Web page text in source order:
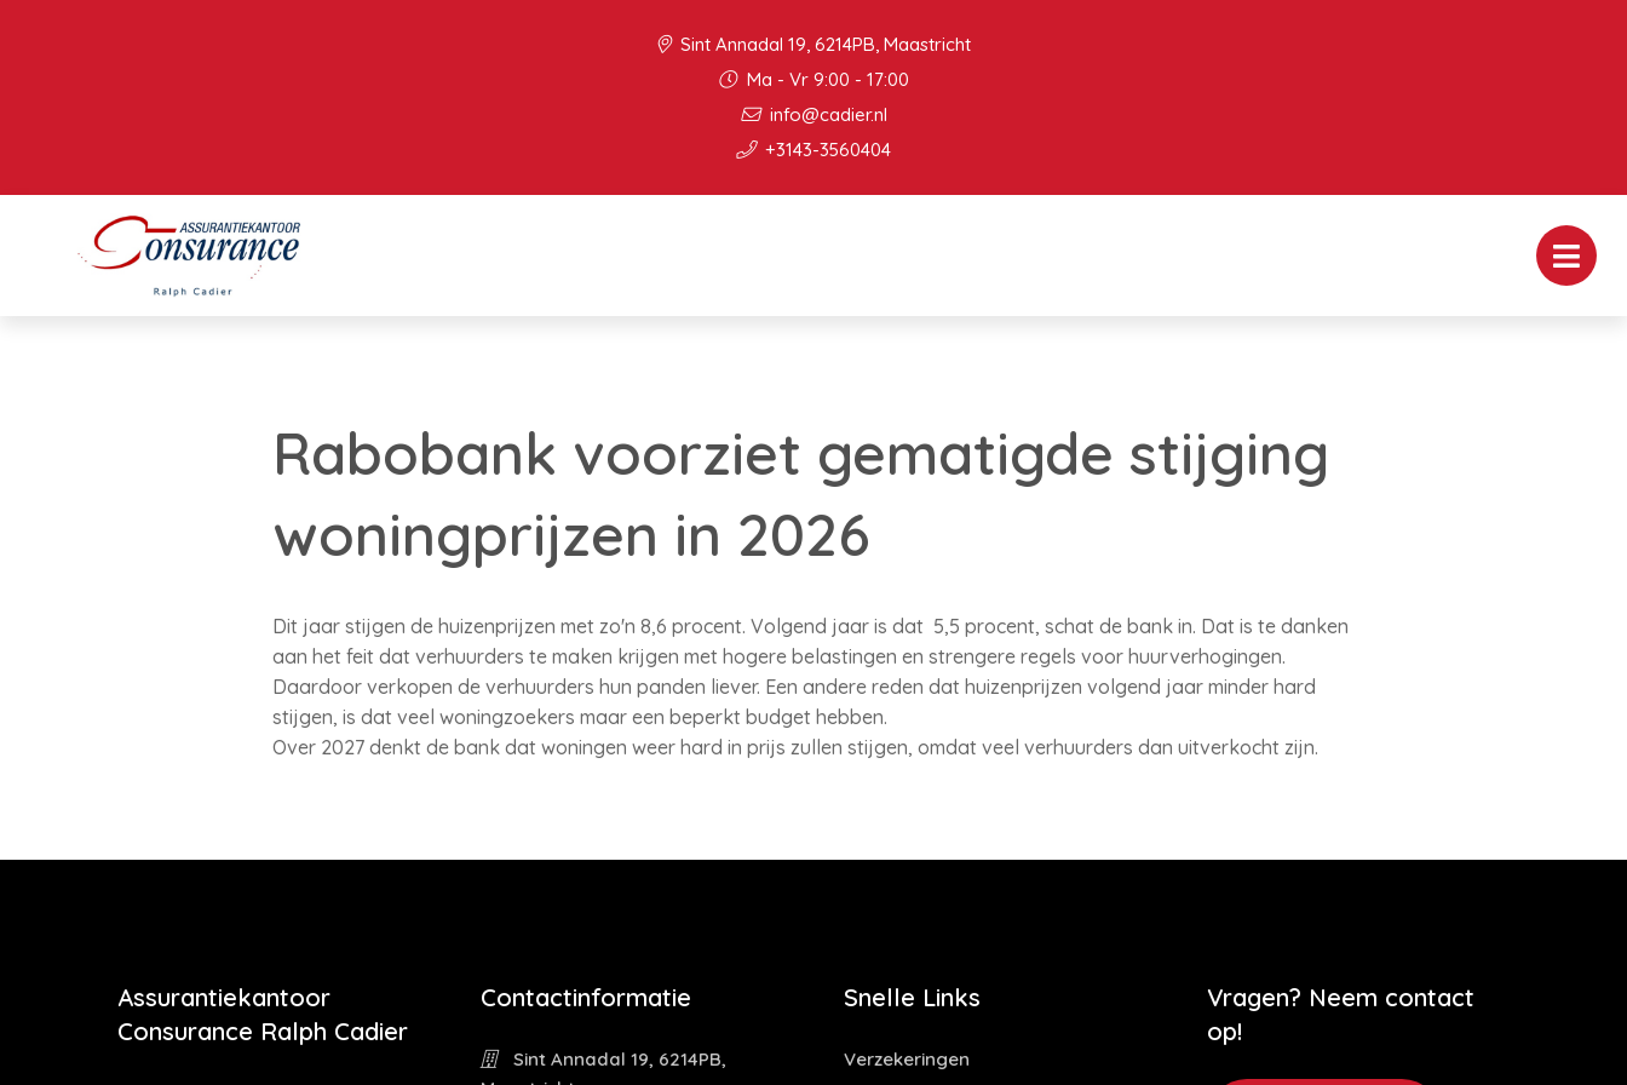
Sint Annadal 19, 6214PB, Maastricht
Ma - Vr 9:00 - 17:00
info@cadier.nl
+3143-3560404
Rabobank voorziet gematigde stijging
woningprijzen in 2026
Dit jaar stijgen de huizenprijzen met zo'n 8,6 procent. Volgend jaar is dat 5,5 procent, schat de bank in. Dat is te danken
aan het feit dat verhuurders te maken krijgen met hogere belastingen en strengere regels voor huurverhogingen.
Daardoor verkopen de verhuurders hun panden liever. Een andere reden dat huizenprijzen volgend jaar minder hard
stijgen, is dat veel woningzoekers maar een beperkt budget hebben.
Over 2027 denkt de bank dat woningen weer hard in prijs zullen stijgen, omdat veel verhuurders dan uitverkocht zijn.
Assurantiekantoor
Consurance Ralph Cadier
Contactinformatie
Sint Annadal 19, 6214PB,
Snelle Links
Verzekeringen
Vragen? Neem contact
op!